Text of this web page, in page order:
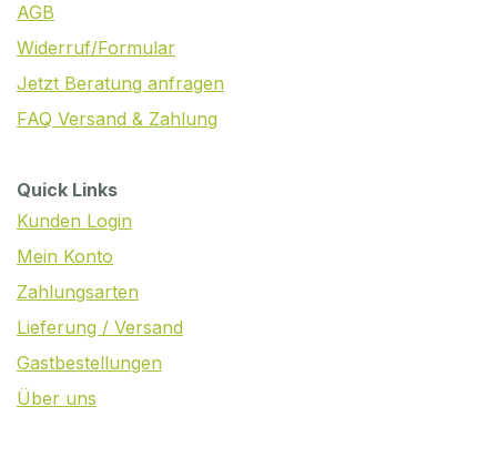
AGB
Widerruf/Formular
Jetzt Beratung anfragen
FAQ Versand & Zahlung
Quick Links
Kunden Login
Mein Konto
Zahlungsarten
Lieferung / Versand
Gastbestellungen
Über uns